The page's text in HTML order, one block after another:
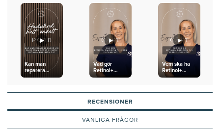
Kan man
reparera
huden vid
Emulsion 0.3?
Vad gör
Retinol+
Emulsion 0.3
Vem ska ha
Retinol+
Emulsion 0.3
RECENSIONER
VANLIGA FRÅGOR